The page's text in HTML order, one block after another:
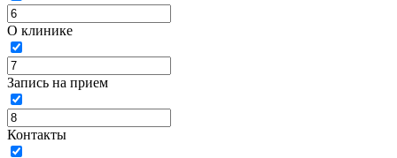
О клинике
Запись на прием
Контакты